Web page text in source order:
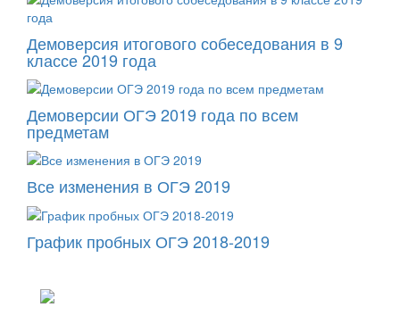
Демоверсия итогового собеседования в 9
классе 2019 года
Демоверсии ОГЭ 2019 года по всем
предметам
Все изменения в ОГЭ 2019
График пробных ОГЭ 2018-2019